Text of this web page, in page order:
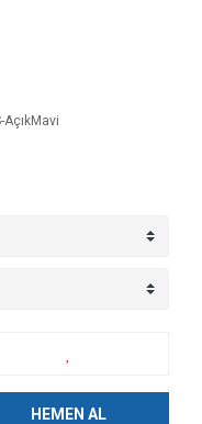
AçıkMavi
HEMEN AL